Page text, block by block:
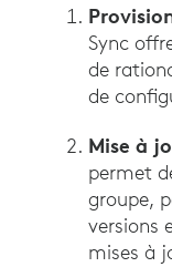
Sync
de
de
Mise à
permet
groupe,
versions
mises à